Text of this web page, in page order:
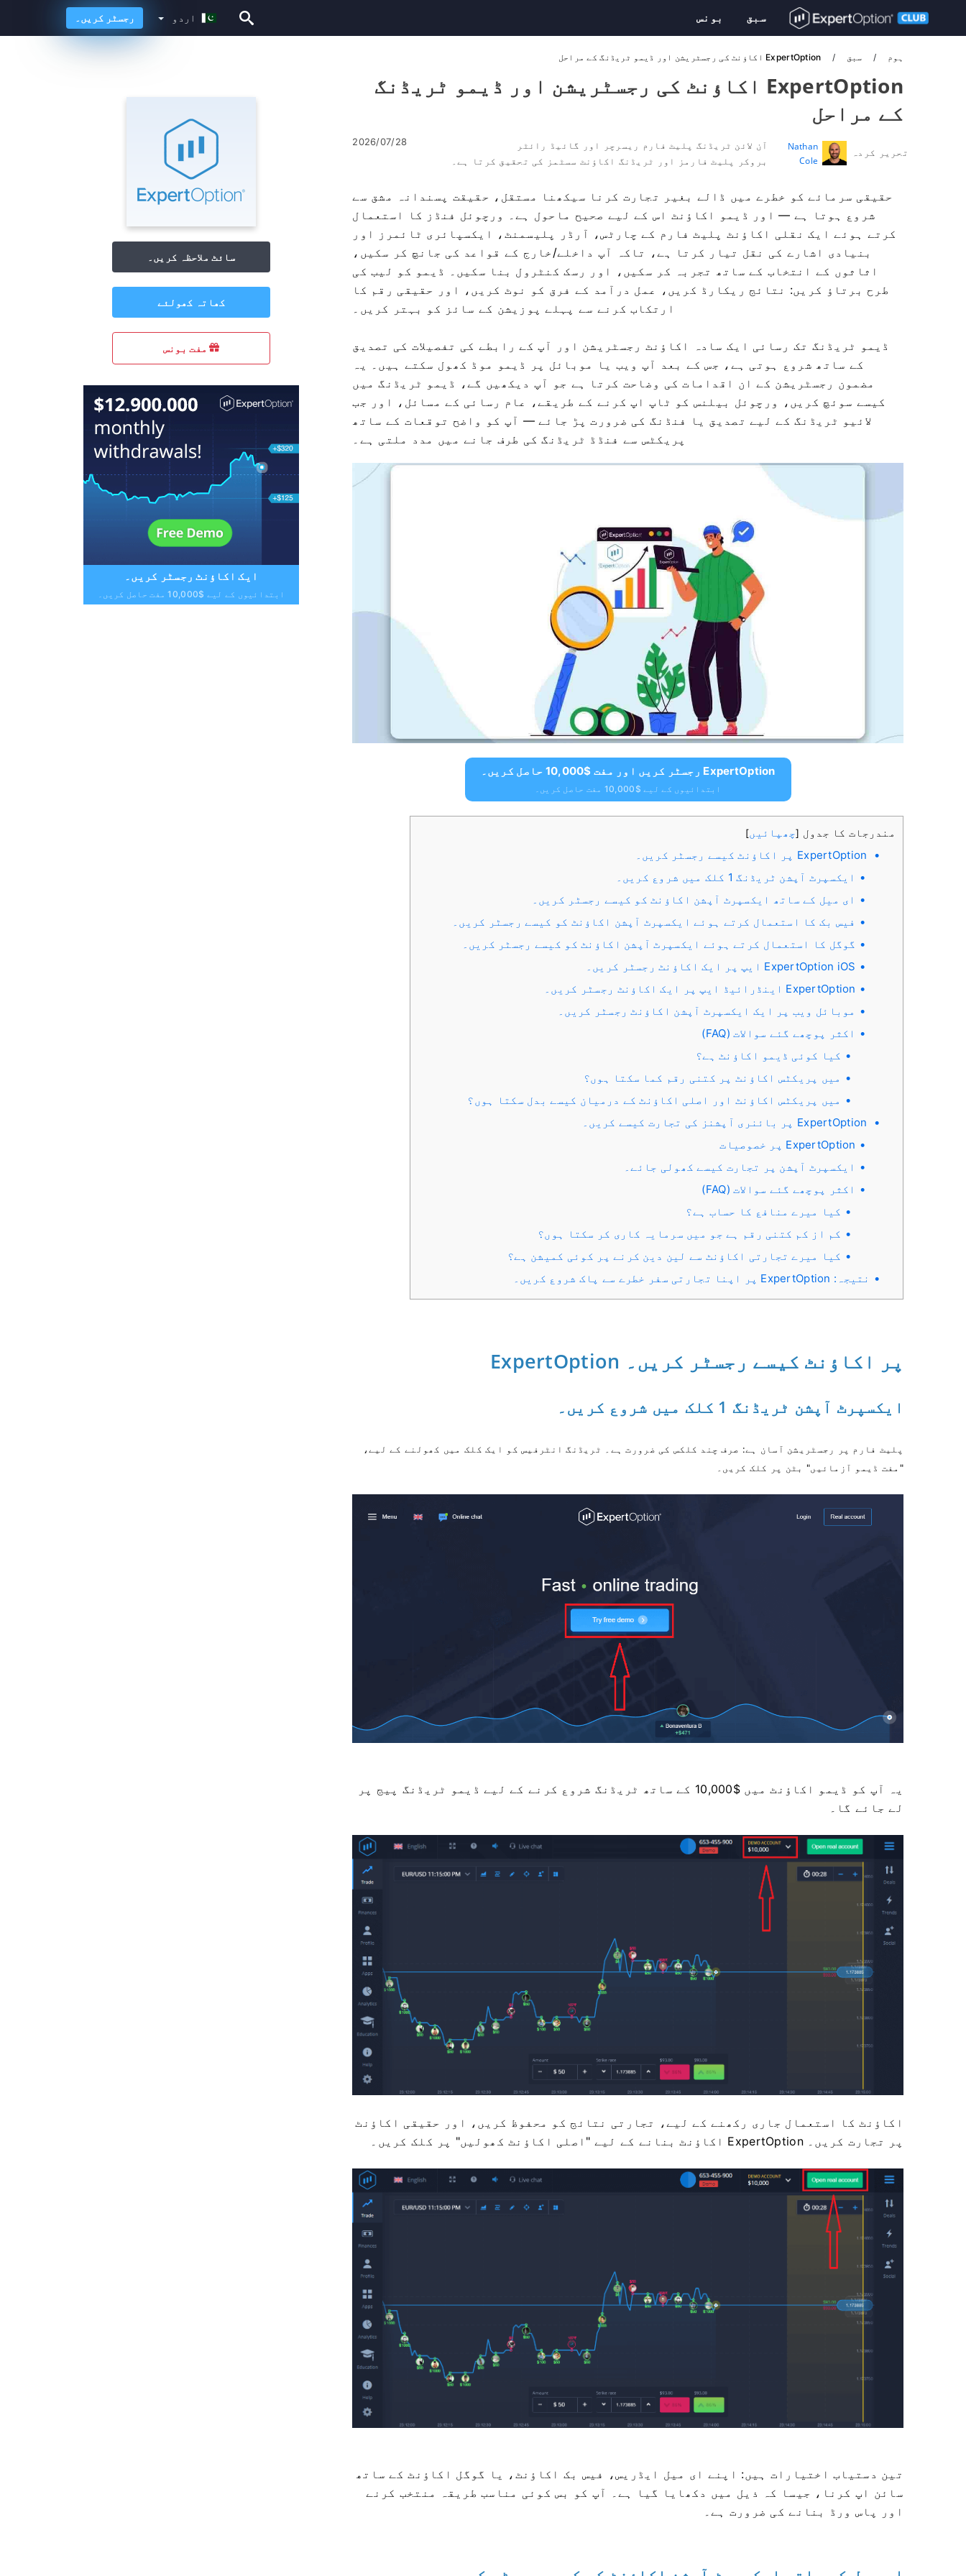
بونس سبق اردو رجسٹر کریں۔
ہوم سبق ExpertOption اکاؤنٹ کی رجسٹریشن اور ڈیمو ٹریڈنگ کے مراحل
ExpertOption اکاؤنٹ کی رجسٹریشن اور ڈیمو ٹریڈنگ
کے مراحل
تحریر کردہ
Nathan
Cole
آن لائن ٹریڈنگ پلیٹ فارم ریسرچر اور گائیڈ رائٹر
بروکر پلیٹ فارمز اور ٹریڈنگ اکاؤنٹ سسٹمز کی تحقیق کرتا ہے۔
2026/07/28
حقیقی سرمائے کو خطرے میں ڈالے بغیر تجارت کرنا سیکھنا مستقل، حقیقت پسندانہ مشق سے
شروع ہوتا ہے — اور ڈیمو اکاؤنٹ اس کے لیے صحیح ماحول ہے۔ ورچوئل فنڈز کا استعمال
کرتے ہوئے ایک نقلی اکاؤنٹ پلیٹ فارم کے چارٹس، آرڈر پلیسمنٹ، ایکسپائری ٹائمرز اور
بنیادی اشارے کی نقل تیار کرتا ہے، تاکہ آپ داخلے/خارج کے قواعد کی جانچ کر سکیں،
اثاثوں کے انتخاب کے ساتھ تجربہ کر سکیں، اور رسک کنٹرول بنا سکیں۔ ڈیمو کو لیب کی
طرح برتاؤ کریں: نتائج ریکارڈ کریں، عمل درآمد کے فرق کو نوٹ کریں، اور حقیقی رقم کا
ارتکاب کرنے سے پہلے پوزیشن کے سائز کو بہتر کریں۔
ڈیمو ٹریڈنگ تک رسائی ایک سادہ اکاؤنٹ رجسٹریشن اور آپ کے رابطے کی تفصیلات کی تصدیق
کے ساتھ شروع ہوتی ہے، جس کے بعد آپ ویب یا موبائل پر ڈیمو موڈ کھول سکتے ہیں۔ یہ
مضمون رجسٹریشن کے ان اقدامات کی وضاحت کرتا ہے جو آپ دیکھیں گے، ڈیمو ٹریڈنگ میں
کیسے سوئچ کریں، ورچوئل بیلنس کو ٹاپ اپ کرنے کے طریقے، عام رسائی کے مسائل، اور جب
لائیو ٹریڈنگ کے لیے تصدیق یا فنڈنگ ​​کی ضرورت پڑ جائے — آپ کو واضح توقعات کے ساتھ
پریکٹس سے فنڈڈ ٹریڈنگ کی طرف جانے میں مدد ملتی ہے۔
ExpertOption رجسٹر کریں اور مفت $10,000 حاصل کریں۔
ابتدائیوں کے لیے $10,000 مفت حاصل کریں۔
مندرجات کا جدول [چھپائیں]
ایکسپرٹ آپشن ٹریڈنگ 1 کلک میں شروع کریں۔
ای میل کے ساتھ ایکسپرٹ آپشن اکاؤنٹ کو کیسے رجسٹر کریں۔
فیس بک کا استعمال کرتے ہوئے ایکسپرٹ آپشن اکاؤنٹ کو کیسے رجسٹر کریں۔
گوگل کا استعمال کرتے ہوئے ایکسپرٹ آپشن اکاؤنٹ کو کیسے رجسٹر کریں۔
ExpertOption iOS ایپ پر ایک اکاؤنٹ رجسٹر کریں۔
ExpertOption اینڈرائیڈ ایپ پر ایک اکاؤنٹ رجسٹر کریں۔
موبائل ویب پر ایک ایکسپرٹ آپشن اکاؤنٹ رجسٹر کریں۔
اکثر پوچھے گئے سوالات (FAQ)
کیا کوئی ڈیمو اکاؤنٹ ہے؟
میں پریکٹس اکاؤنٹ پر کتنی رقم کما سکتا ہوں؟
میں پریکٹس اکاؤنٹ اور اصلی اکاؤنٹ کے درمیان کیسے بدل سکتا ہوں؟
ExpertOption پر خصوصیات
ایکسپرٹ آپشن پر تجارت کیسے کھولی جائے۔
اکثر پوچھے گئے سوالات (FAQ)
کیا میرے منافع کا حساب ہے؟
کم از کم کتنی رقم ہے جو میں سرمایہ کاری کر سکتا ہوں؟
کیا میرے تجارتی اکاؤنٹ سے لین دین کرنے پر کوئی کمیشن ہے؟
نتیجہ: ExpertOption پر اپنا تجارتی سفر خطرے سے پاک شروع کریں۔
ExpertOption پر اکاؤنٹ کیسے رجسٹر کریں۔
ایکسپرٹ آپشن ٹریڈنگ 1 کلک میں شروع کریں۔
پلیٹ فارم پر رجسٹریشن آسان ہے: صرف چند کلکس کی ضرورت ہے۔ ٹریڈنگ انٹرفیس کو ایک کلک میں کھولنے کے لیے،
"مفت ڈیمو آزمائیں" بٹن پر کلک کریں۔
یہ آپ کو ڈیمو اکاؤنٹ میں $10,000 کے ساتھ ٹریڈنگ شروع کرنے کے لیے ڈیمو ٹریڈنگ پیج پر
لے جائے گا۔
اکاؤنٹ کا استعمال جاری رکھنے کے لیے، تجارتی نتائج کو محفوظ کریں، اور حقیقی اکاؤنٹ
پر تجارت کریں۔ ExpertOption اکاؤنٹ بنانے کے لیے "اصلی اکاؤنٹ کھولیں" پر کلک کریں۔
تین دستیاب اختیارات ہیں: اپنے ای میل ایڈریس، فیس بک اکاؤنٹ، یا گوگل اکاؤنٹ کے ساتھ
سائن اپ کرنا، جیسا کہ ذیل میں دکھایا گیا ہے۔ آپ کو بس کوئی مناسب طریقہ منتخب کرنے
اور پاس ورڈ بنانے کی ضرورت ہے۔
سائٹ ملاحظہ کریں۔
کھاتہ کھولئے
مفت بونس
ایک اکاؤنٹ رجسٹر کریں۔
ابتدائیوں کے لیے $10,000 مفت حاصل کریں۔